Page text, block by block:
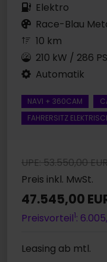
Elektro
Race-Blau
10 km
210 kW / 286 PS
Automatik
NAVI + 360CAM
FAHRERSITZ
UPE: 53.550,00
Preis inkl. MwSt.
47.545,00
Preisvorteil1:
Leasing ab mtl.